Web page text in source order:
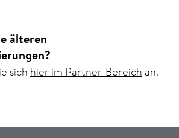
älteren
sich hier im Partner-Bereichan.